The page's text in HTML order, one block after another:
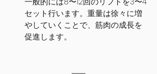
セット行います。重量は徐々に増
やしていくことで、筋肉の成長を
促進します。